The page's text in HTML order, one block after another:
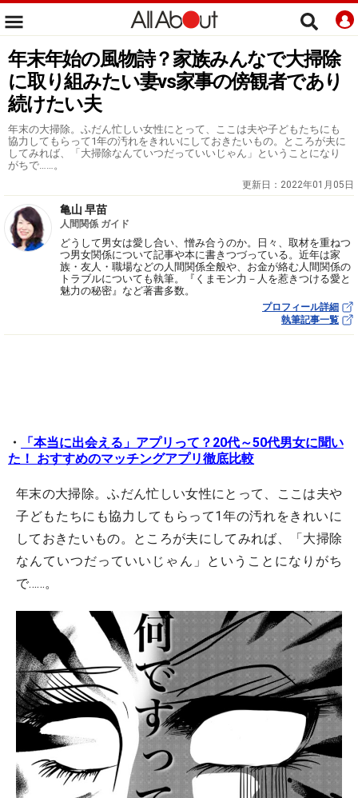
年末年始の風物詩？家族みんなで大掃除
に取り組みたい妻vs家事の傍観者であり
続けたい夫
年末の大掃除。ふだん忙しい女性にとって、ここは夫や子どもたちにも
協力してもらって1年の汚れをきれいにしておきたいもの。ところが夫に
してみれば、「大掃除なんていつだっていいじゃん」ということになり
がちで……。
更新日： 2022年01月05日
亀山 早苗
人間関係 ガイド
どうして男女は愛し合い、憎み合うのか。日々、取材を重ねつ
つ男女関係について記事や本に書きつづっている。近年は家
族・友人・職場などの人間関係全般や、お金が絡む人間関係の
トラブルについても執筆。『くまモン力－人を惹きつける愛と
魅力の秘密』など著書多数。
プロフィール詳細
執筆記事一覧
・
「本当に出会える」アプリって？20代～50代男女に聞い
た！ おすすめのマッチングアプリ徹底比較
年末の大掃除。ふだん忙しい女性にとって、ここは夫や
子どもたちにも協力してもらって1年の汚れをきれいに
しておきたいもの。ところが夫にしてみれば、「大掃除
なんていつだっていいじゃん」ということになりがち
で……。